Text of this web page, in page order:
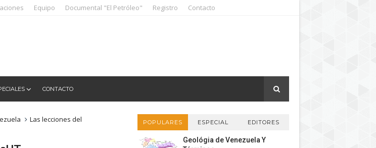
Equipo Documental "El Petróleo" Registro Contacto
CONTACTO
Las lecciones del
POPULARES ESPECIAL EDITORES
Geológia de Venezuela Y